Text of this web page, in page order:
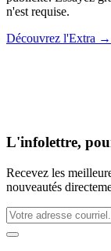
n'est requise.
Découvrez l'Extra →
L'infolettre,
Recevez les
nouveautés